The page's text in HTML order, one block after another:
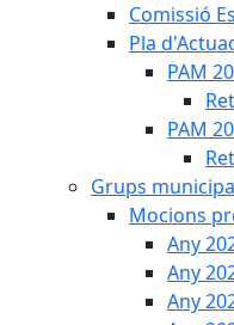
Comissió
Pla
PAM
PAM
Grups
Mocions
Any
Any
Any